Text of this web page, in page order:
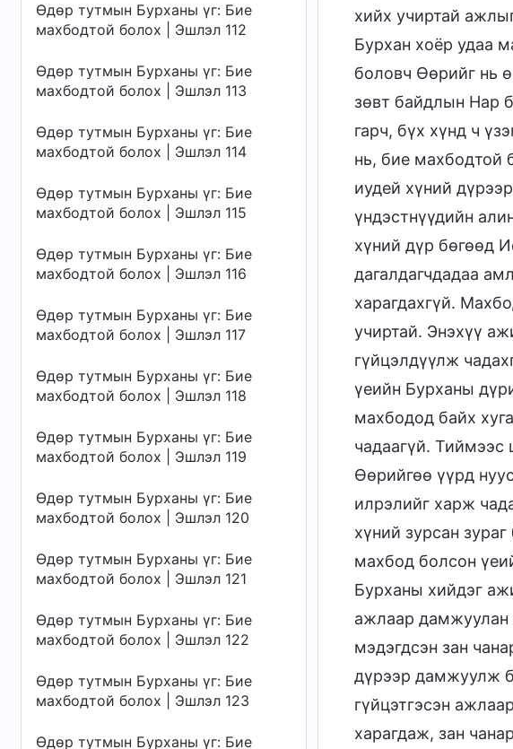
Өдөр тутмын Бурханы үг: Бие
махбодтой болох | Эшлэл 112
Өдөр тутмын Бурханы үг: Бие
махбодтой болох | Эшлэл 113
Өдөр тутмын Бурханы үг: Бие
махбодтой болох | Эшлэл 114
Өдөр тутмын Бурханы үг: Бие
махбодтой болох | Эшлэл 115
Өдөр тутмын Бурханы үг: Бие
махбодтой болох | Эшлэл 116
Өдөр тутмын Бурханы үг: Бие
махбодтой болох | Эшлэл 117
Өдөр тутмын Бурханы үг: Бие
махбодтой болох | Эшлэл 118
Өдөр тутмын Бурханы үг: Бие
махбодтой болох | Эшлэл 119
Өдөр тутмын Бурханы үг: Бие
махбодтой болох | Эшлэл 120
Өдөр тутмын Бурханы үг: Бие
махбодтой болох | Эшлэл 121
Өдөр тутмын Бурханы үг: Бие
махбодтой болох | Эшлэл 122
Өдөр тутмын Бурханы үг: Бие
махбодтой болох | Эшлэл 123
Өдөр тутмын Бурханы үг: Бие
хийх учиртай
Бурхан хоёр удаа
боловч Өөрийг нь
зөвт байдлын Нар
гарч, бүх хүнд ч
нь, бие махбодтой
иудей хүний
үндэстнүүдийн
хүний дүр бөгөөд
дагалдагчдадаа
харагдахгүй.
учиртай. Энэхүү
гүйцэлдүүлж
үеийн Бурханы
махбодод байх
чадаагүй. Тиймээс
Өөрийгөө үүрд
илрэлийг харж
хүний зурсан
махбод болсон
Бурханы хийдэг
ажлаар дамжуулан
мэдэгдсэн зан
дүрээр дамжуулж
гүйцэтгэсэн
харагдаж, зан